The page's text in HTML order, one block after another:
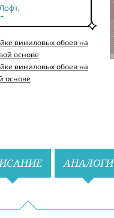
Современные
виниловых обоев на
основе
виниловых обоев на
основе
АНАЛОГИ